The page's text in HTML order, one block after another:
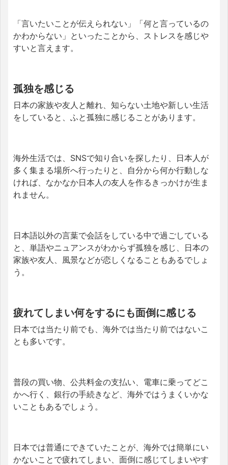
「言いたいことが伝えられない」「何と言っているの
かわからない」といったことから、ストレスを感じや
すいと言えます。
孤独を感じる
日本の家族や友人と離れ、知らない土地や新しい生活
をしていると、ふと孤独に感じることがあります。
海外生活では、SNSで知り合いを探したり、日本人が
多く集まる場所へ行ったりと、自分から何か行動しな
ければ、なかなか日本人の友人を作るきっかけが生ま
れません。
日本語以外の言葉で会話をしている中で過ごしている
と、単語やニュアンスがわからず孤独を感じ、日本の
家族や友人、風景などが恋しくなることもあるでしょ
う。
疲れてしまい何をするにも面倒に感じる
日本では当たり前でも、海外では当たり前ではないこ
とも多いです。
普段の買い物、公共料金の支払い、電車に乗ってどこ
かへ行く、銀行の手続きなど、海外ではうまくいかな
いこともあるでしょう。
日本では普通にできていたことが、海外では簡単にい
かないことで疲れてしまい、面倒に感じてしまいやす